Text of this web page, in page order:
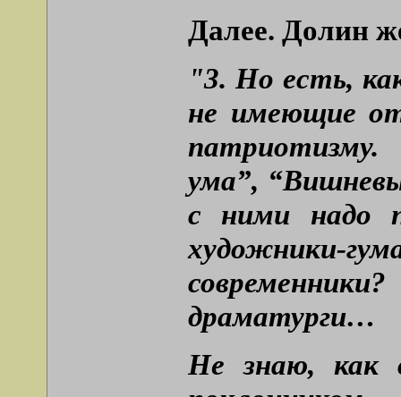
Далее. Долин
"3. Но есть,
не имеющие
патриотизму.
ума”,
с ними надо
художники-
драматурги…
Не знаю, как